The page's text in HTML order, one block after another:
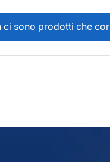
ci sono prodotti che